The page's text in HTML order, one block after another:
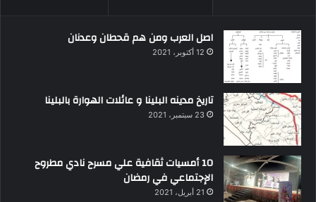
اصل العرب ومن هم قحطان وعدنان
12 أكتوبر، 2021
تاريخ مدينه البلينا و عائلات الهوارة بالبلينا
23 سبتمبر، 2021
10 أمسيات ثقافية علي مسرح نادي مطروح
الإجتماعي في رمضان
21 أبريل، 2021